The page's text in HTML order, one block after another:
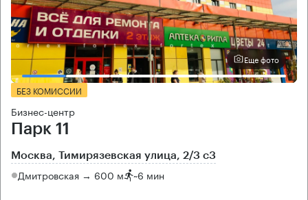
Еще фото
БЕЗ КОМИССИИ
Бизнес-центр
Парк 11
Москва, Тимирязевская улица, 2/3 с3
Дмитровская → 600 м ~6 мин